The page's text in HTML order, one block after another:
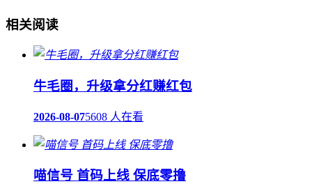
相关阅读
牛毛圈，升级拿分红赚红包
2026-08-075608 人在看
喵信号 首码上线 保底零撸